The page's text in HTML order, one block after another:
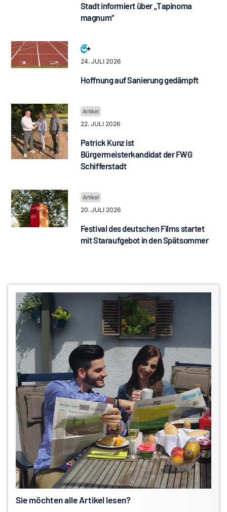
Stadt informiert über „Tapinoma
magnum“
24. JULI 2026
Hoffnung auf Sanierung gedämpft
22. JULI 2026
Patrick Kunz ist
Bürgermeisterkandidat der FWG
Schifferstadt
20. JULI 2026
Festival des deutschen Films startet
mit Staraufgebot in den Spätsommer
Sie möchten alle Artikel lesen?